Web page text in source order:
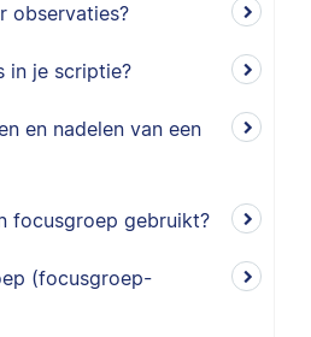
observaties?
in je scriptie?
en nadelen van een
focusgroep gebruikt?
(focusgroep-